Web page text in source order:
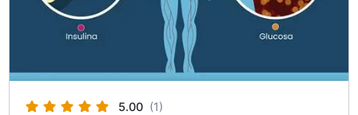
5.00 (1)